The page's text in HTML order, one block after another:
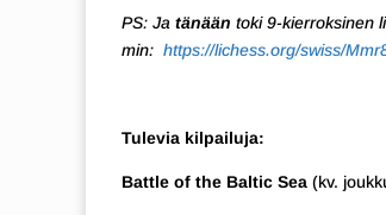
PS: Ja tänään toki 9-kierroksinen
min: https://lichess.org/swiss/
Tulevia kilpailuja:
Battle of the Baltic Sea (kv.